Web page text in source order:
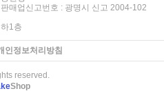
매업신고번호 : 광명시 신고 2004-102
1층
인정보처리방침
reserved.
Shop